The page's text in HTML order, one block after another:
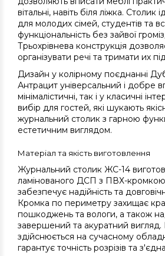
вітальні, навіть біля ліжка. Столик
для молодих сімей, студентів та
функціональність без зайвої
Трьохрівнева конструкція
організувати речі та тримати их
Дизайн у колірному поєднанні
Антрацит універсальний і добре
мінімалістичні, так і у класичні
вибір для гостей, які шукають
журнальний столик з гарною
естетичним виглядом.
Матеріал та якість виготовлення
Журнальний столик ЖС-14
ламінованого ДСП з ПВХ-
забезпечує надійність та
Кромка по периметру захищає
пошкоджень та вологи, а також
завершений та акуратний
здійснюється на сучасному
гарантує точність розрізів та